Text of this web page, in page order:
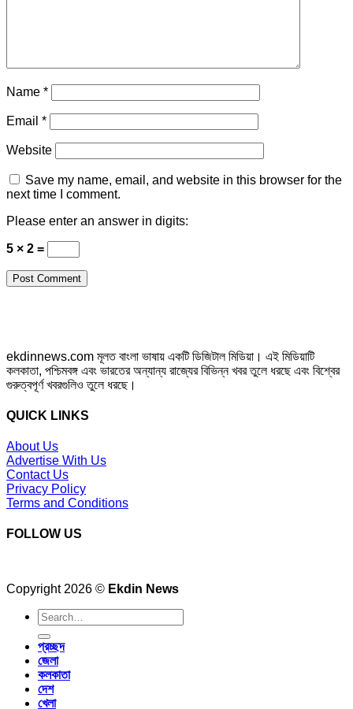
Name *
Email *
Website
Save my name, email, and website in this browser for the
next time I comment.
Please enter an answer in digits:
5 × 2 =
ekdinnews.com মূলত বাংলা ভাষায় একটি ডিজিটাল মিডিয়া। এই মিডিয়াটি
কলকাতা, পশ্চিমবঙ্গ এবং ভারতের অন্যান্য রাজ্যের বিভিন্ন খবর তুলে ধরছে এবং বিশ্বের
গুরুত্বপূর্ণ খবরগুলিও তুলে ধরছে।
QUICK LINKS
About Us
Advertise With Us
Contact Us
Privacy Policy
Terms and Conditions
FOLLOW US
Copyright 2026 © Ekdin News
প্রচ্ছদ
জেলা
কলকাতা
দেশ
খেলা